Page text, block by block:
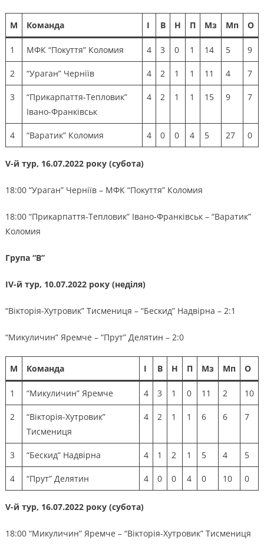
М Команда І В Н П Мз Мп О
1 МФК “Покуття” Коломия 4 3 0 1 14 5 9
2 “Ураган” Черніїв 4 2 1 1 11 4 7
3
“Прикарпаття-Тепловик”
Івано-Франківськ
4 2 1 1 15 9 7
4 “Варатик” Коломия 4 0 0 4 5 27 0
V-й тур, 16.07.2022 року (субота)
18:00 “Ураган” Черніїв – МФК “Покуття” Коломия
18:00 “Прикарпаття-Тепловик” Івано-Франківськ – “Варатик”
Коломия
Група “В”
ІV-й тур, 10.07.2022 року (неділя)
“Вікторія-Хутровик” Тисмениця – “Бескид” Надвірна – 2:1
“Микуличин” Яремче – “Прут” Делятин – 2:0
М Команда І В Н П Мз Мп О
1 “Микуличин” Яремче 4 3 1 0 11 2 10
2
“Вікторія-Хутровик”
Тисмениця
4 2 1 1 6 6 7
3 “Бескид” Надвірна 4 1 2 1 5 4 5
4 “Прут” Делятин 4 0 0 4 0 10 0
V-й тур, 16.07.2022 року (субота)
18:00 “Микуличин” Яремче – “Вікторія-Хутровик” Тисмениця